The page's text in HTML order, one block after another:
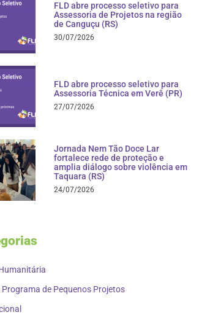
FLD abre processo seletivo para
Assessoria de Projetos na região
de Canguçu (RS)
30/07/2026
FLD abre processo seletivo para
Assessoria Técnica em Verê (PR)
27/07/2026
Jornada Nem Tão Doce Lar
fortalece rede de proteção e
amplia diálogo sobre violência em
Taquara (RS)
24/07/2026
Programa de Pequenos Projetos